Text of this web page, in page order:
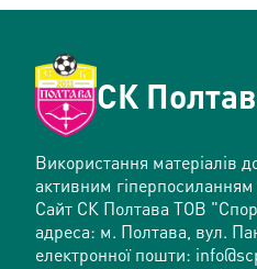
СК
Використання матеріалів
активним
Сайт СК Полтава ТОВ
адреса: м. Полтава, вул.
електронної пошти: